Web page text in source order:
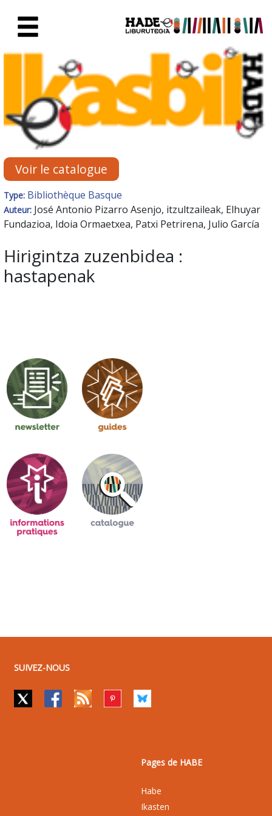
Fiche de Nouveaux Livres -
Voir le catalogue
Type: Bibliothèque Basque
Auteur: José Antonio Pizarro Asenjo, itzultzaileak, Elhuyar
Fundazioa, Idoia Ormaetxea, Patxi Petrirena, Julio García
Hirigintza zuzenbidea :
hastapenak
SUIVEZ-NOUS
Pages de HABE
Habe
Ikasten